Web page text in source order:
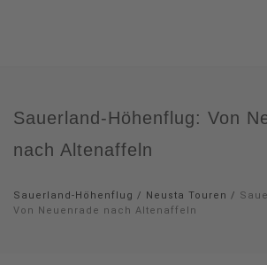
Sauerland-Höhenflug: Von
nach Altenaffeln
Sauerland-Höhenflug / Neusta Touren /
Von Neuenrade nach Altenaffeln